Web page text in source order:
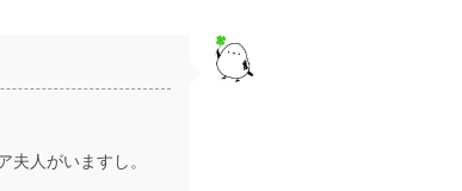
人がいますし。